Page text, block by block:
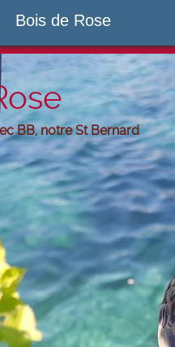
Bois de Rose
BB, notre St Bernard